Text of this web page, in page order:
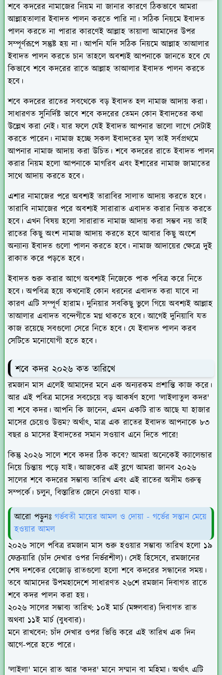
শবে কদরের নামাজের নিয়ম না জানার কারণে ঠিকভাবে আমরা
আল্লাহতালার ইবাদত পালন করতে পারি না। সঠিক নিয়মে ইবাদত
পালন করতে না পারার কারণেই আল্লাহ তায়ালা আমাদের উপর
সম্পূর্ণরূপে সন্তুষ্ট হয় না। আপনি যদি সঠিক নিয়মে আল্লাহ তাআলার
ইবাদত পালন করতে চান তাহলে অবশ্যই আপনাকে জানতে হবে যে
কিভাবে শবে কদরের রাতে আল্লাহ তাআলার ইবাদত পালন করতে
হবে।
শবে কদরের রাতের সবথেকে বড় ইবাদত হল নামাজ আদায় করা।
সাধারণত সুনির্দিষ্ট ভাবে শবে কদরের তেমন কোন ইবাদতের কথা
উল্লেখ করা নেই। যার ফলে যেই ইবাদত আপনার ভালো লাগে সেটাই
করতে পারেন। নামাজ হচ্ছে সকল ইবাদতের মূল তাই সর্বপ্রথমে
আপনার নামাজ আদায় করা উচিত। শবে কদরের রাতে ইবাদত পালন
করার নিয়ম হলো আপনাকে মাগরিব এবং ইশারের নামাজ জামাতের
সাথে আদায় করতে হবে।
এশার নামাজের পরে অবশ্যই তারাবির সালাত আদায় করতে হবে।
তারাবি নামাজের পরে অবশ্যই সারারাত এবাদত করার নিয়ত করতে
হবে। এখন বিষয় হলো সারারাত নামাজ আদায় করা সম্ভব নয় তাই
রাতের কিছু অংশ নামাজ আদায় করতে হবে আবার কিছু অংশে
অন্যান্য ইবাদত গুলো পালন করতে হবে। নামাজ আদায়ের ক্ষেত্রে দুই
রাকাত করে পড়তে হবে।
ইবাদত শুরু করার আগে অবশ্যই নিজেকে পাক পবিত্র করে নিতে
হবে। অপবিত্র হয়ে কখনোই কোন ধরনের এবাদত করা যাবে না
কারণ এটি সম্পূর্ণ হারাম। দুনিয়ার সবকিছু ভুলে গিয়ে অবশ্যই আল্লাহ
তাআলার এবাদত বন্দেগীতে মগ্ন থাকতে হবে। আগেই দুনিয়াবি যত
কাজ রয়েছে সবগুলো সেরে নিতে হবে। যে ইবাদত পালন করব
সেটিতে মনোযোগী হতে হবে।
শবে কদর ২০২৬ কত তারিখে
রমজান মাস এলেই আমাদের মনে এক অন্যরকম প্রশান্তি কাজ করে।
আর এই পবিত্র মাসের সবচেয়ে বড় আকর্ষণ হলো 'লাইলাতুল কদর'
বা শবে কদর। আপনি কি জানেন, এমন একটি রাত আছে যা হাজার
মাসের চেয়েও উত্তম? অর্থাৎ, মাত্র এক রাতের ইবাদত আপনাকে ৮৩
বছর ৪ মাসের ইবাদতের সমান সওয়াব এনে দিতে পারে!
কিন্তু ২০২৬ সালে শবে কদর ঠিক কবে? আমরা অনেকেই ক্যালেন্ডার
নিয়ে চিন্তায় পড়ে যাই। আজকের এই ব্লগে আমরা জানব ২০২৬
সালের শবে কদরের সম্ভাব্য তারিখ এবং এই রাতের অসীম গুরুত্ব
সম্পর্কে। চলুন, বিস্তারিত জেনে নেওয়া যাক।
আরো পড়ুনঃ গর্ভবতী মায়ের আমল ও দোয়া - গর্ভের সন্তান মেয়ে
হওয়ার আমল
২০২৬ সালে পবিত্র রমজান মাস শুরু হওয়ার সম্ভাব্য তারিখ হলো ১৯
ফেব্রুয়ারি (চাঁদ দেখার ওপর নির্ভরশীল)। সেই হিসেবে, রমজানের
শেষ দশকের বেজোড় রাতগুলো হলো শবে কদরের সন্ধানের সময়।
তবে আমাদের উপমহাদেশে সাধারণত ২৬শে রমজান দিবাগত রাতে
শবে কদর পালন করা হয়।
২০২৬ সালের সম্ভাব্য তারিখ: ১০ই মার্চ (মঙ্গলবার) দিবাগত রাত
অথবা ১১ই মার্চ (বুধবার)।
মনে রাখবেন: চাঁদ দেখার ওপর ভিত্তি করে এই তারিখ এক দিন
আগে-পরে হতে পারে।
'লাইলা' মানে রাত আর 'কদর' মানে সম্মান বা মহিমা। অর্থাৎ এটি